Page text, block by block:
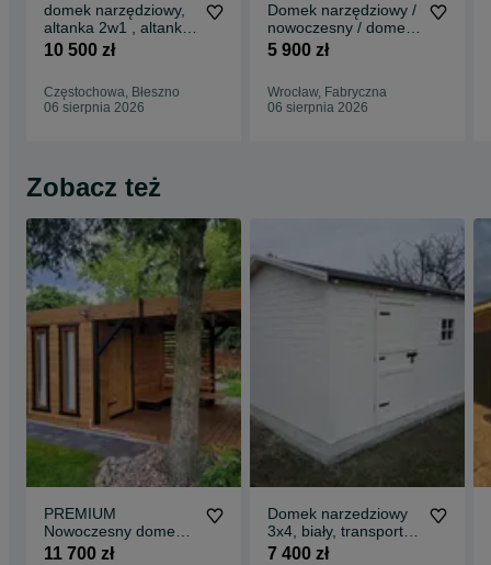
domek narzędziowy,
altanka 2w1 , altanki,
wiaty, altany,
10 500 zł
Częstochowa, Błeszno
06 sierpnia 2026
Domek narzędziowy /
nowoczesny / domek
/ plaski dach.
5 900 zł
Wrocław, Fabryczna
06 sierpnia 2026
Zobacz też
PREMIUM
Nowoczesny domek
narzędziowy
11 700 zł
Domek narzedziowy
3x4, biały, transport
cały kraj, domek
7 400 zł